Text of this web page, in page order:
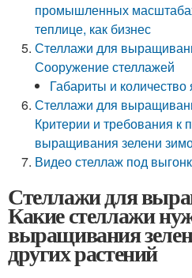
промышленных
теплице, как бизнес
Стеллажи для
Сооружение стеллажей
Габариты и количество
Стеллажи для
Критерии и требования
выращивания зелени
Видео стеллаж под
Стеллажи для
Какие стеллажи
выращивания
других растений